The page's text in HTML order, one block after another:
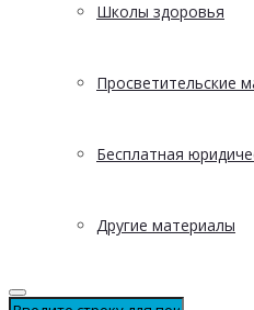
Школы здоровья
Просветительские
Бесплатная
Другие материалы